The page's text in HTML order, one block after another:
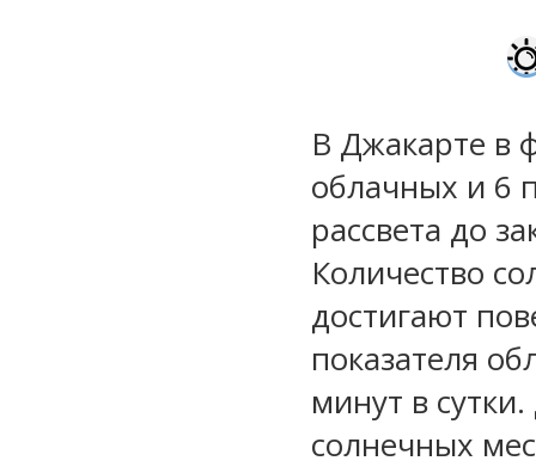
В Джакарте в
облачных и 6
рассвета до
Количество
достигают
показателя
минут в
солнечных